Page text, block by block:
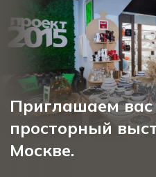
Приглашаем
просторный
Москве.